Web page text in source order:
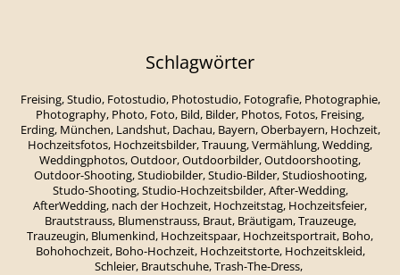
Schlagwörter
Freising, Studio, Fotostudio, Photostudio, Fotografie, Photographie,
Photography, Photo, Foto, Bild, Bilder, Photos, Fotos, Freising,
Erding, München, Landshut, Dachau, Bayern, Oberbayern, Hochzeit,
Hochzeitsfotos, Hochzeitsbilder, Trauung, Vermählung, Wedding,
Weddingphotos, Outdoor, Outdoorbilder, Outdoorshooting,
Outdoor-Shooting, Studiobilder, Studio-Bilder, Studioshooting,
Studo-Shooting, Studio-Hochzeitsbilder, After-Wedding,
AfterWedding, nach der Hochzeit, Hochzeitstag, Hochzeitsfeier,
Brautstrauss, Blumenstrauss, Braut, Bräutigam, Trauzeuge,
Trauzeugin, Blumenkind, Hochzeitspaar, Hochzeitsportrait, Boho,
Bohohochzeit, Boho-Hochzeit, Hochzeitstorte, Hochzeitskleid,
Schleier, Brautschuhe, Trash-The-Dress,